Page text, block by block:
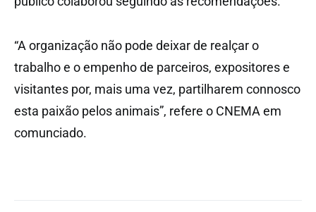
“A organização não pode deixar de realçar o
trabalho e o empenho de parceiros, expositores e
visitantes por, mais uma vez, partilharem connosco
esta paixão pelos animais”, refere o CNEMA em
comunciado.